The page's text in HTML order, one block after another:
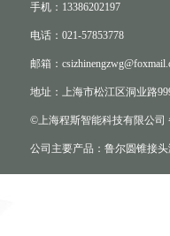
手机：13386202197
电话：021-57853778
邮箱：
地址：上海市松江区洞业路
©上海程斯智能科技有限公司
公司主要产品：鲁尔圆锥接